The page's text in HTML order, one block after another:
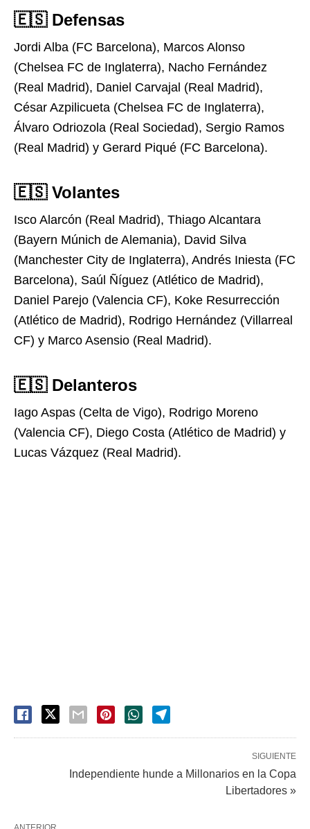
🇪🇸 Defensas
Jordi Alba (FC Barcelona), Marcos Alonso
(Chelsea FC de Inglaterra), Nacho Fernández
(Real Madrid), Daniel Carvajal (Real Madrid),
César Azpilicueta (Chelsea FC de Inglaterra),
Álvaro Odriozola (Real Sociedad), Sergio Ramos
(Real Madrid) y Gerard Piqué (FC Barcelona).
🇪🇸 Volantes
Isco Alarcón (Real Madrid), Thiago Alcantara
(Bayern Múnich de Alemania), David Silva
(Manchester City de Inglaterra), Andrés Iniesta (FC
Barcelona), Saúl Ñíguez (Atlético de Madrid),
Daniel Parejo (Valencia CF), Koke Resurrección
(Atlético de Madrid), Rodrigo Hernández (Villarreal
CF) y Marco Asensio (Real Madrid).
🇪🇸 Delanteros
Iago Aspas (Celta de Vigo), Rodrigo Moreno
(Valencia CF), Diego Costa (Atlético de Madrid) y
Lucas Vázquez (Real Madrid).
SIGUIENTE
Independiente hunde a Millonarios en la Copa
Libertadores »